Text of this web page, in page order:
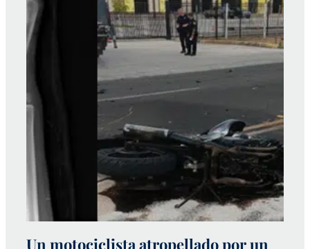
Un motociclista atropellado por un